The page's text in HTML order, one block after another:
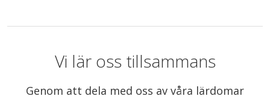
Vi lär oss tillsammans
Genom att dela med oss av våra lärdomar